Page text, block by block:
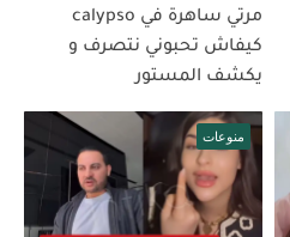
مرتي ساهرة في calypso
كيفاش تحبوني نتصرف و
يكشف المستور
منوعات